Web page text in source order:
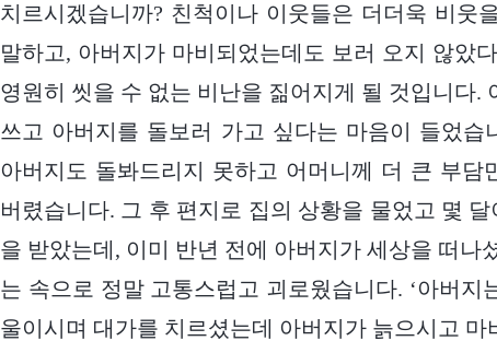
치르시겠습니까? 친척이나 이웃들은 더더욱 비웃
말하고, 아버지가 마비되었는데도 보러 오지 않았
영원히 씻을 수 없는 비난을 짊어지게 될 것입니다.
쓰고 아버지를 돌보러 가고 싶다는 마음이 들었습
아버지도 돌봐드리지 못하고 어머니께 더 큰 부담
버렸습니다. 그 후 편지로 집의 상황을 물었고 몇
을 받았는데, 이미 반년 전에 아버지가 세상을 떠나
는 속으로 정말 고통스럽고 괴로웠습니다. ‘아버지
울이시며 대가를 치르셨는데 아버지가 늙으시고